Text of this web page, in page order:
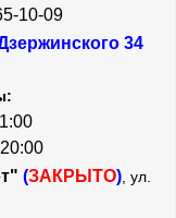
10-09
34
(ЗАКРЫТО) , ул.